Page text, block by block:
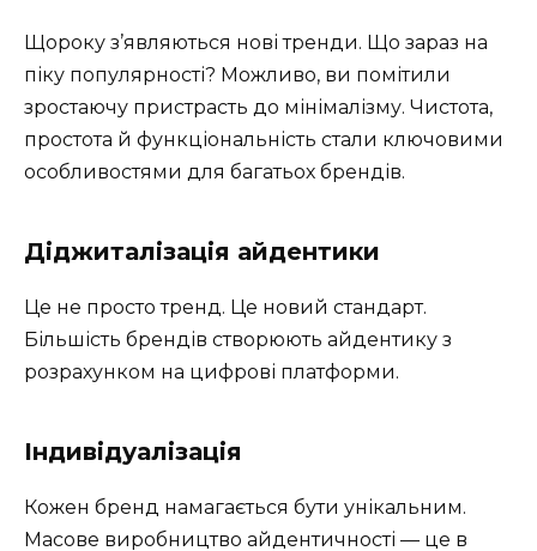
Щороку з’являються нові тренди. Що зараз на
піку популярності? Можливо, ви помітили
зростаючу пристрасть до мінімалізму. Чистота,
простота й функціональність стали ключовими
особливостями для багатьох брендів.
Діджиталізація айдентики
Це не просто тренд. Це новий стандарт.
Більшість брендів створюють айдентику з
розрахунком на цифрові платформи.
Індивідуалізація
Кожен бренд намагається бути унікальним.
Масове виробництво айдентичності — це в